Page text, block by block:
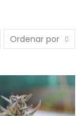
Ordenar por